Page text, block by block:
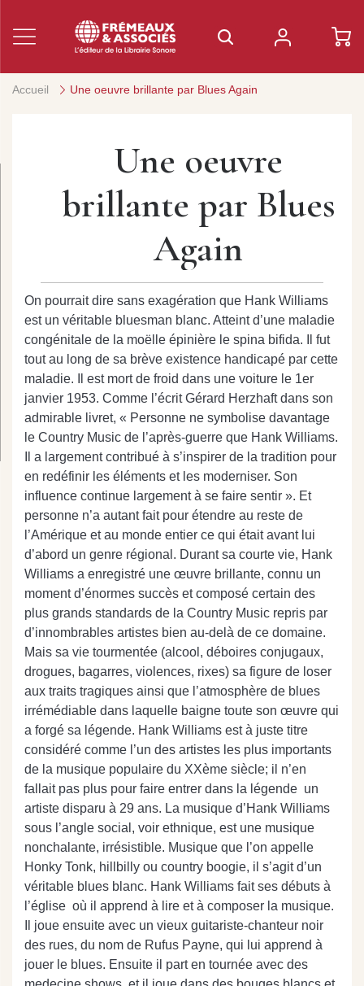
Accueil Une oeuvre brillante par Blues Again
Une oeuvre
brillante par Blues
Again
On pourrait dire sans exagération que Hank Williams
est un véritable bluesman blanc. Atteint d’une maladie
congénitale de la moëlle épinière le spina bifida. Il fut
tout au long de sa brève existence handicapé par cette
maladie. Il est mort de froid dans une voiture le 1er
janvier 1953. Comme l’écrit Gérard Herzhaft dans son
admirable livret, « Personne ne symbolise davantage
le Country Music de l’après-guerre que Hank Williams.
Il a largement contribué à s’inspirer de la tradition pour
en redéfinir les éléments et les moderniser. Son
influence continue largement à se faire sentir ». Et
personne n’a autant fait pour étendre au reste de
l’Amérique et au monde entier ce qui était avant lui
d’abord un genre régional. Durant sa courte vie, Hank
Williams a enregistré une œuvre brillante, connu un
moment d’énormes succès et composé certain des
plus grands standards de la Country Music repris par
d’innombrables artistes bien au-delà de ce domaine.
Mais sa vie tourmentée (alcool, déboires conjugaux,
drogues, bagarres, violences, rixes) sa figure de loser
aux traits tragiques ainsi que l’atmosphère de blues
irrémédiable dans laquelle baigne toute son œuvre qui
a forgé sa légende. Hank Williams est à juste titre
considéré comme l’un des artistes les plus importants
de la musique populaire du XXème siècle; il n’en
fallait pas plus pour faire entrer dans la légende un
artiste disparu à 29 ans. La musique d’Hank Williams
sous l’angle social, voir ethnique, est une musique
nonchalante, irrésistible. Musique que l’on appelle
Honky Tonk, hillbilly ou country boogie, il s’agit d’un
véritable blues blanc. Hank Williams fait ses débuts à
l’église où il apprend à lire et à composer la musique.
Il joue ensuite avec un vieux guitariste-chanteur noir
des rues, du nom de Rufus Payne, qui lui apprend à
jouer le blues. Ensuite il part en tournée avec des